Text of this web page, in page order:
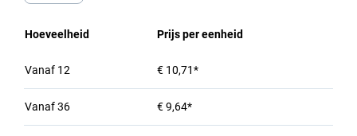
Hoeveelheid Prijs per eenheid
Vanaf 12 € 10,71*
Vanaf36 € 9,64*